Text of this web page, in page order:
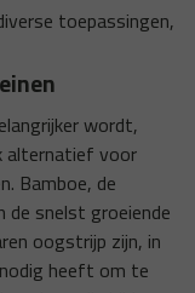
toepassingen,
wordt,
alternatief voor
Bamboe, de
snelst groeiende
oogstrijp zijn, in
heeft om te